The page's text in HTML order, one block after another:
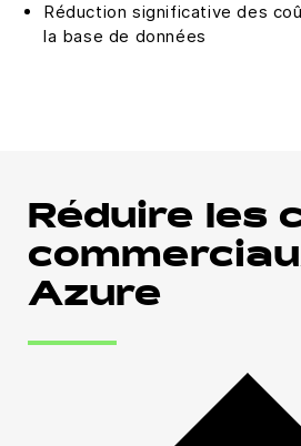
Réduction significative des
la base de données
Réduire les
Azure